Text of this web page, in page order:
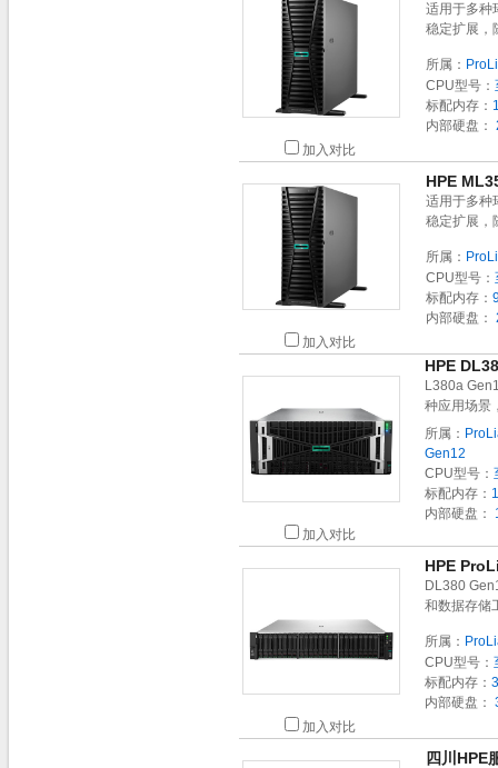
加入对比
适用于多种
稳定扩展，
所属：
CPU型号：
标配内存：
内部硬盘：
加入对比
HPE
适用于多种
稳定扩展，
所属：
CPU型号：
标配内存：
内部硬盘：
加入对比
HPE
L380a
种应用场景
所属：
Gen12
CPU型号：
标配内存：
内部硬盘：
加入对比
HPE
DL380
和数据存储
所属：
CPU型号：
标配内存：
内部硬盘：
四川HPE